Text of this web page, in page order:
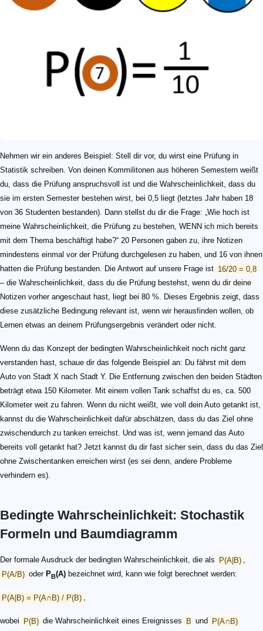
Nehmen wir ein anderes Beispiel: Stell dir vor, du wirst eine Prüfung in
Statistik schreiben. Von deinen Kommilitonen aus höheren Semestern weißt
du, dass die Prüfung anspruchsvoll ist und die Wahrscheinlichkeit, dass du
sie im ersten Semester bestehen wirst, bei 0,5 liegt (letztes Jahr haben 18
von 36 Studenten bestanden). Dann stellst du dir die Frage: „Wie hoch ist
meine Wahrscheinlichkeit, die Prüfung zu bestehen, WENN ich mich bereits
mit dem Thema beschäftigt habe?“ 20 Personen gaben zu, ihre Notizen
mindestens einmal vor der Prüfung durchgelesen zu haben, und 16 von ihnen
hatten die Prüfung bestanden. Die Antwort auf unsere Frage ist 16/20 = 0,8
– die Wahrscheinlichkeit, dass du die Prüfung bestehst, wenn du dir deine
Notizen vorher angeschaut hast, liegt bei 80 %. Dieses Ergebnis zeigt, dass
diese zusätzliche Bedingung relevant ist, wenn wir herausfinden wollen, ob
Lernen etwas an deinem Prüfungsergebnis verändert oder nicht.
Wenn du das Konzept der bedingten Wahrscheinlichkeit noch nicht ganz
verstanden hast, schaue dir das folgende Beispiel an: Du fährst mit dem
Auto von Stadt X nach Stadt Y. Die Entfernung zwischen den beiden Städten
beträgt etwa 150 Kilometer. Mit einem vollen Tank schaffst du es, ca. 500
Kilometer weit zu fahren. Wenn du nicht weißt, wie voll dein Auto getankt ist,
kannst du die Wahrscheinlichkeit dafür abschätzen, dass du das Ziel ohne
zwischendurch zu tanken erreichst. Und was ist, wenn jemand das Auto
bereits voll getankt hat? Jetzt kannst du dir fast sicher sein, dass du das Ziel
ohne Zwischentanken erreichen wirst (es sei denn, andere Probleme
verhindern es).
Bedingte Wahrscheinlichkeit: Stochastik
Formeln und Baumdiagramm
Der formale Ausdruck der bedingten Wahrscheinlichkeit, die als P(A|B) ,
P(A/B) oder PB(A) bezeichnet wird, kann wie folgt berechnet werden:
P(A|B) = P(A∩B) / P(B) ,
wobei P(B) die Wahrscheinlichkeit eines Ereignisses B und P(A∩B)